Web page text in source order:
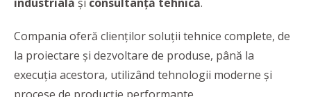
Compania oferă clienților soluții tehnice complete, de
la proiectare și dezvoltare de produse, până la
execuția acestora, utilizând tehnologii moderne și